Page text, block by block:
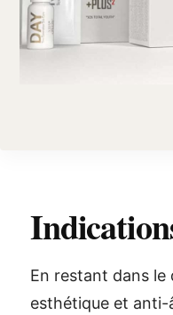
En restant dans le
esthétique et anti-